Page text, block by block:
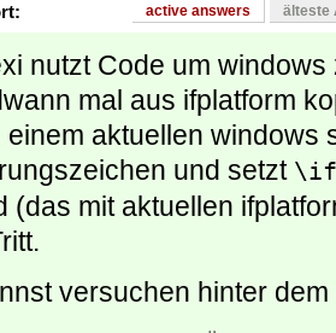
active answers älteste
nutzt Code um
mal aus ifplatform
einem aktuellen windows
und setzt
(das mit aktuellen
versuchen hinter